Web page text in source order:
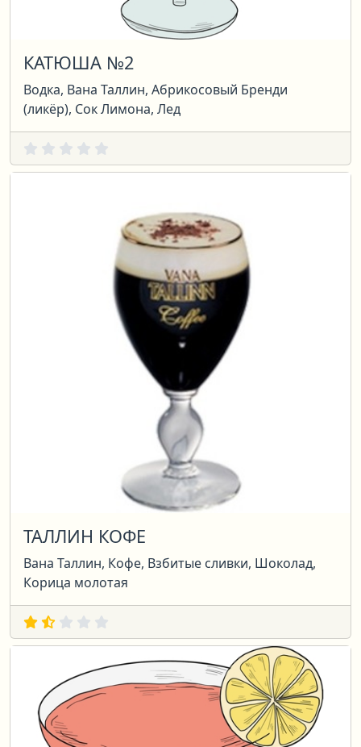
КАТЮША №2
Водка, Вана Таллин, Абрикосовый Бренди
(ликёр), Сок Лимона, Лед
ТАЛЛИН КОФЕ
Вана Таллин, Кофе, Взбитые сливки, Шоколад,
Корица молотая